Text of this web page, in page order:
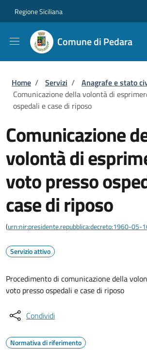
Regione Siciliana
Comune di Pedara
Briciole di pane
Home / Servizi / Anagrafe e stato
Comunicazione della volontà di
ospedali e case di riposo
Comunicazione
volontà di
voto presso
case di riposo
(urn:nir:presidente.repubblica:decreto:1960-05-
Servizio attivo
Procedimento di comunicazione della
voto presso ospedali e case di riposo
Condividi
Normativa di riferimento